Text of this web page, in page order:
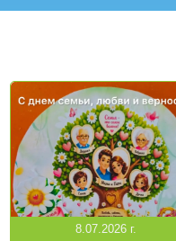
8.07.2026 г.